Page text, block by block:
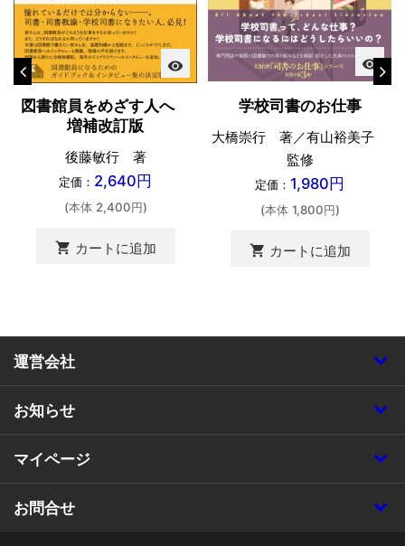
visibility
図書館員をめざす人へ
増補改訂版
後藤敏行 著
定価： 2,640円
(本体 2,400円)
shopping_cart カートに追加
visibility
学校司書のお仕事
大橋崇行 著／有山裕美子
監修
定価： 1,980円
(本体 1,800円)
shopping_cart カートに追加
運営会社
お知らせ
マイページ
お問合せ